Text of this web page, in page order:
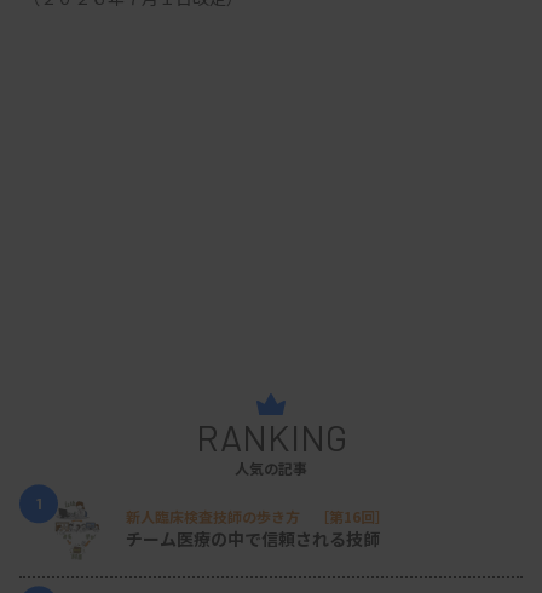
RANKING
人気の記事
1
新人臨床検査技師の歩き方 ［第16回］
チーム医療の中で信頼される技師